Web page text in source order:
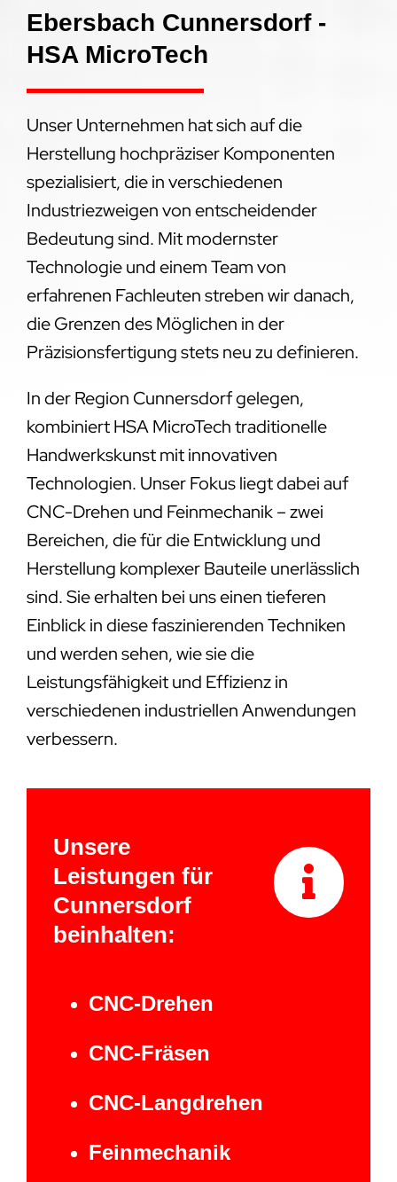
Ebersbach Cunnersdorf -
HSA MicroTech
Unser Unternehmen hat sich auf die
Herstellung hochpräziser Komponenten
spezialisiert, die in verschiedenen
Industriezweigen von entscheidender
Bedeutung sind. Mit modernster
Technologie und einem Team von
erfahrenen Fachleuten streben wir danach,
die Grenzen des Möglichen in der
Präzisionsfertigung stets neu zu definieren.
In der Region Cunnersdorf gelegen,
kombiniert HSA MicroTech traditionelle
Handwerkskunst mit innovativen
Technologien. Unser Fokus liegt dabei auf
CNC-Drehen und Feinmechanik – zwei
Bereichen, die für die Entwicklung und
Herstellung komplexer Bauteile unerlässlich
sind. Sie erhalten bei uns einen tieferen
Einblick in diese faszinierenden Techniken
und werden sehen, wie sie die
Leistungsfähigkeit und Effizienz in
verschiedenen industriellen Anwendungen
verbessern.
Unsere
Leistungen für
Cunnersdorf
beinhalten:
CNC-Drehen
CNC-Fräsen
CNC-Langdrehen
Feinmechanik